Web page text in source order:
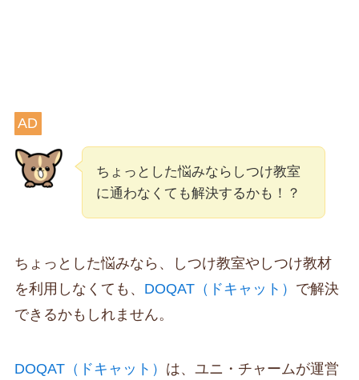
AD
ちょっとした悩みならしつけ教室
に通わなくても解決するかも！？
ちょっとした悩みなら、しつけ教室やしつけ教材
を利用しなくても、 DOQAT（ドキャット） で解決
できるかもしれません。
DOQAT（ドキャット） は、ユニ・チャームが運営